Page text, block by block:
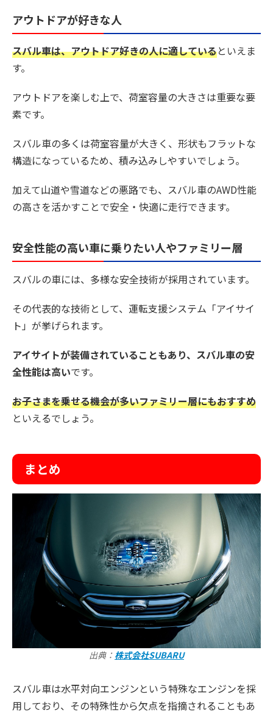
アウトドアが好きな人
スバル車は、アウトドア好きの人に適しているといえま
す。
アウトドアを楽しむ上で、荷室容量の大きさは重要な要
素です。
スバル車の多くは荷室容量が大きく、形状もフラットな
構造になっているため、積み込みしやすいでしょう。
加えて山道や雪道などの悪路でも、スバル車のAWD性能
の高さを活かすことで安全・快適に走行できます。
安全性能の高い車に乗りたい人やファミリー層
スバルの車には、多様な安全技術が採用されています。
その代表的な技術として、運転支援システム「アイサイ
ト」が挙げられます。
アイサイトが装備されていることもあり、スバル車の安
全性能は高いです。
お子さまを乗せる機会が多いファミリー層にもおすすめ
といえるでしょう。
まとめ
出典： 株式会社SUBARU
スバル車は水平対向エンジンという特殊なエンジンを採
用しており、その特殊性から欠点を指摘されることもあ